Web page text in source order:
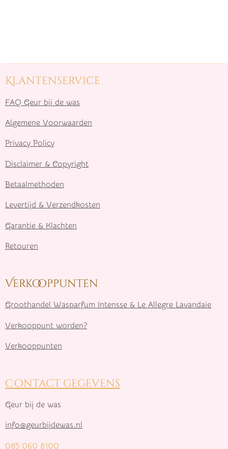
Klantenservice
FAQ Geur bij de was
Algemene Voorwaarden
Privacy Policy
Disclaimer & Copyright
Betaalmethoden
Levertijd & Verzendkosten
Garantie & Klachten
Retouren
Verkooppunten
Groothandel Wasparfum Intensse & Le Allegre Lavandaie
Verkooppunt worden?
Verkooppunten
Contact gegevens
Geur bij de was
info@geurbijdewas.nl
085 060 8100